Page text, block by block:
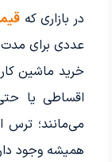
در بازاری که
عددی برای مدت
خرید ماشین
اقساطی یا
می‌مانند؛ ترس
همیشه وجود